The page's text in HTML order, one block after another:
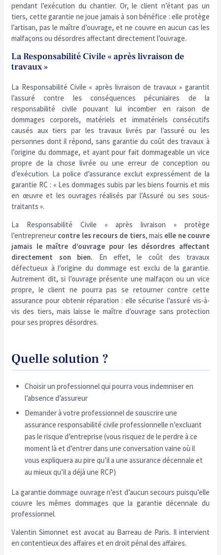
pendant l’exécution du chantier. Or, le client n’étant pas un
tiers, cette garantie ne joue jamais à son bénéfice : elle protège
l’artisan, pas le maître d’ouvrage, et ne couvre en aucun cas les
malfaçons ou désordres affectant directement l’ouvrage.
La Responsabilité Civile « après livraison de
travaux »
La Responsabilité Civile « après livraison de travaux » garantit
l’assuré contre les conséquences pécuniaires de la
responsabilité civile pouvant lui incomber en raison de
dommages corporels, matériels et immatériels consécutifs
causés aux tiers par les travaux livrés par l’assuré ou les
personnes dont il répond, sans garantie du coût des travaux à
l’origine du dommage, et ayant pour fait dommageable un vice
propre de la chose livrée ou une erreur de conception ou
d’exécution. La police d’assurance exclut expressément de la
garantie RC : « Les dommages subis par les biens fournis et mis
en œuvre et les ouvrages réalisés par l’Assuré ou ses sous-
traitants ».
La Responsabilité Civile « après livraison » protège
l’entrepreneur contre les recours de tiers, mais elle ne couvre
jamais le maître d’ouvrage pour les désordres affectant
directement son bien. En effet, le coût des travaux
défectueux à l’origine du dommage est exclu de la garantie.
Autrement dit, si l’ouvrage présente une malfaçon ou un vice
propre, le client ne pourra pas se retourner contre cette
assurance pour obtenir réparation : elle sécurise l’assuré vis-à-
vis des tiers, mais laisse le maître d’ouvrage sans protection
pour ses propres désordres.
Quelle solution ?
Choisir un professionnel qui pourra vous indemniser en
l’absence d’assureur
Demander à votre professionnel de souscrire une
assurance responsabilité civile professionnelle n’excluant
pas le risque d’entreprise (vous risquez de le perdre à ce
moment là et d’entrer dans une conversation vaine où il
vous expliquera au pire qu’il a une assurance décennale et
au mieux qu’il a déjà une RCP)
La garantie dommage ouvrage n’est d’aucun secours puisqu’elle
couvre les mêmes dommages que la garantie décennale du
professionnel.
Valentin Simonnet est avocat au Barreau de Paris. Il intervient
en contentieux des affaires et en droit pénal des affaires.